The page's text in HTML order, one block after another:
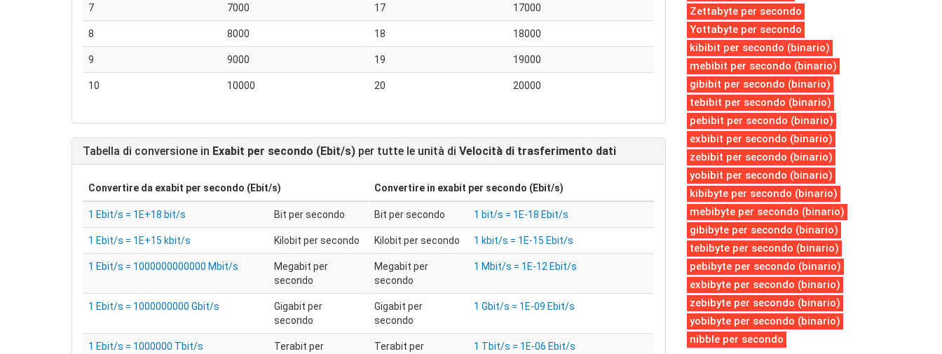
7 7000
8 8000
9 9000
10 10000
17 17000
18 18000
19 19000
20 20000
Tabella di conversione in Exabit per secondo (Ebit/s) per tutte le unità di Velocità di trasferimento dati
Convertire da exabit per secondo (Ebit/s)
1 Ebit/s = 1E+18 bit/s Bit per secondo
1 Ebit/s = 1E+15 kbit/s Kilobit per secondo
1 Ebit/s = 1000000000000 Mbit/s
Megabit per
secondo
1 Ebit/s = 1000000000 Gbit/s
Gigabit per
secondo
1 Ebit/s = 1000000 Tbit/s
Terabit per
Convertire in exabit per secondo (Ebit/s)
Bit per secondo 1 bit/s = 1E-18 Ebit/s
Kilobit per secondo 1 kbit/s = 1E-15 Ebit/s
Megabit per
secondo
1 Mbit/s = 1E-12 Ebit/s
Gigabit per
secondo
1 Gbit/s = 1E-09 Ebit/s
Terabit per
1 Tbit/s = 1E-06 Ebit/s
Zettabyte per secondo
Yottabyte per secondo
kibibit per secondo (binario)
mebibit per secondo (binario)
gibibit per secondo (binario)
tebibit per secondo (binario)
pebibit per secondo (binario)
exbibit per secondo (binario)
zebibit per secondo (binario)
yobibit per secondo (binario)
kibibyte per secondo (binario)
mebibyte per secondo (binario)
gibibyte per secondo (binario)
tebibyte per secondo (binario)
pebibyte per secondo (binario)
exbibyte per secondo (binario)
zebibyte per secondo (binario)
yobibyte per secondo (binario)
nibble per secondo